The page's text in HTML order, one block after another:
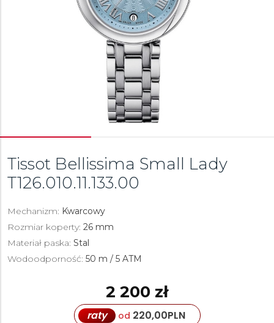
Tissot Bellissima Small Lady
T126.010.11.133.00
Mechanizm: Kwarcowy
Rozmiar koperty: 26 mm
Materiał paska: Stal
Wodoodporność: 50 m / 5 ATM
2 200 zł
raty od 220,00PLN